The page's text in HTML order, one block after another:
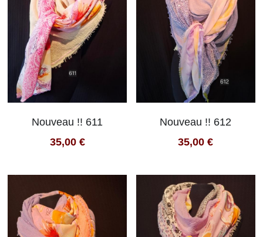
Nouveau !! 611
35,00 €
Nouveau !! 612
35,00 €